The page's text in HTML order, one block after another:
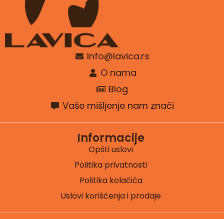
Info@lavica.rs
O nama
Blog
Vaše mišljenje nam znači
Informacije
Opšti uslovi
Politika privatnosti
Politika kolačića
Uslovi korišćenja i prodaje